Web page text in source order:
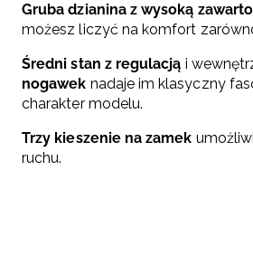
Gruba dzianina z wysoką
możesz liczyć na komfort
Średni stan z regulacją i
nogawek nadaje im klasyczny
charakter modelu.
Trzy kieszenie na zamek
ruchu.